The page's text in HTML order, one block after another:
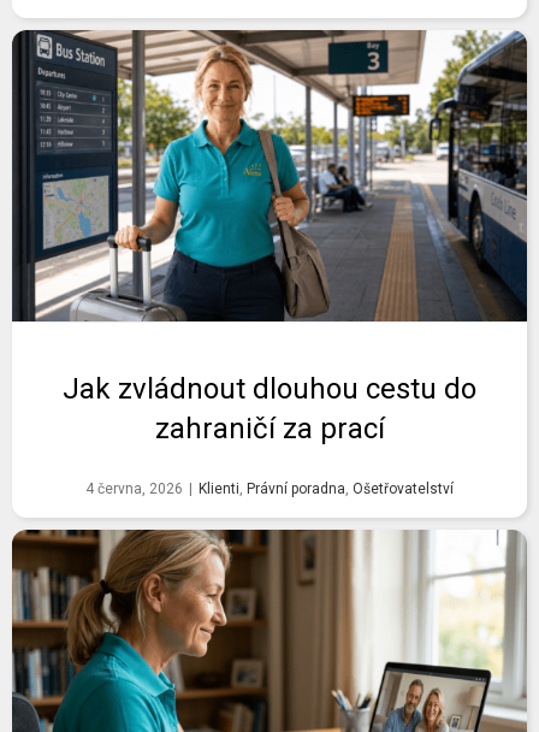
Jak zvládnout dlouhou cestu do
zahraničí za prací
4 června, 2026 Klienti, Právní poradna, Ošetřovatelství